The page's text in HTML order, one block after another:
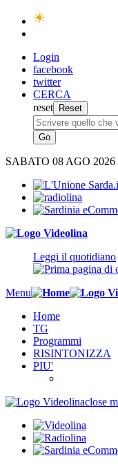
Login
facebook
twitter
CERCA
reset
SABATO 08 AGO 2026
Leggi il quotidiano
Menu
Home
TG
Programmi
RISINTONIZZA
PIU'
close